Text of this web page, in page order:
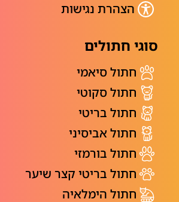
הצהרת נגישות
סוגי חתולים
חתול סיאמי
חתול סקוטי
חתול בריטי
חתול אביסיני
חתול בורמזי
חתול בריטי קצר שיער
חתול הימלאיה